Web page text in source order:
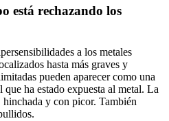
está rechazando los
a los metales
hasta más graves y
pueden aparecer como una
ha estado expuesta al metal. La
hinchada y con picor. También